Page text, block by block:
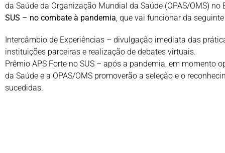
da Saúde da Organização Mundial da Saúde (OPAS/OMS)
SUS – no combate à pandemia , que vai funcionar da
Intercâmbio de Experiências – divulgação imediata das
instituições parceiras e realização de debates virtuais.
Prêmio APS Forte no SUS – após a pandemia, em momento
da Saúde e a OPAS/OMS promoverão a seleção e o
sucedidas.